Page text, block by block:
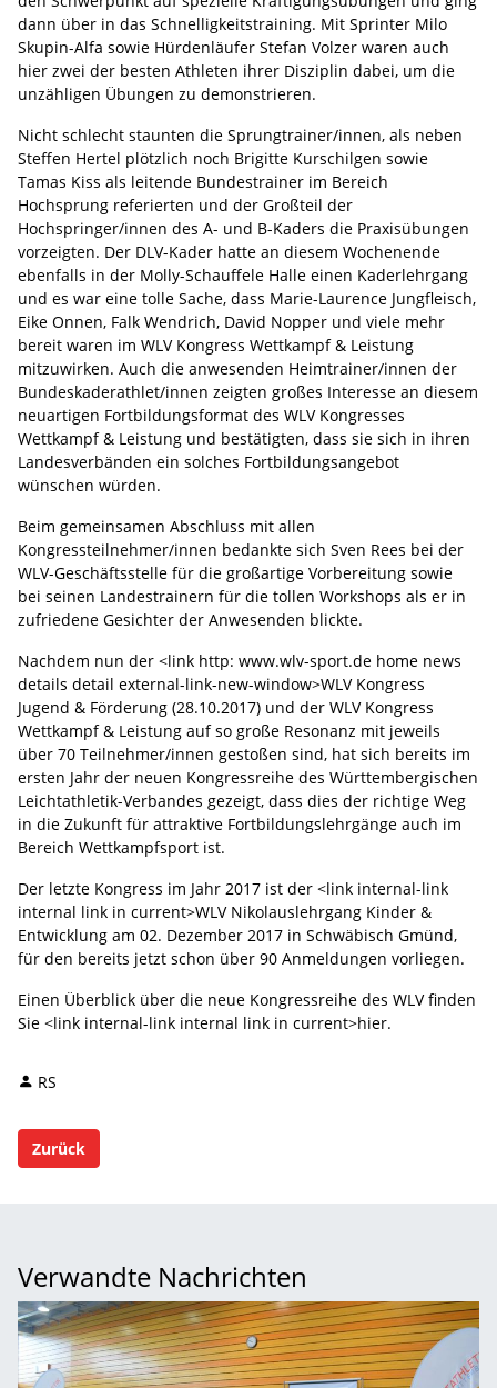
dann über in das Schnelligkeitstraining. Mit Sprinter Milo
Skupin-Alfa sowie Hürdenläufer Stefan Volzer waren auch
hier zwei der besten Athleten ihrer Disziplin dabei, um die
unzähligen Übungen zu demonstrieren.
Nicht schlecht staunten die Sprungtrainer/innen, als neben
Steffen Hertel plötzlich noch Brigitte Kurschilgen sowie
Tamas Kiss als leitende Bundestrainer im Bereich
Hochsprung referierten und der Großteil der
Hochspringer/innen des A- und B-Kaders die Praxisübungen
vorzeigten. Der DLV-Kader hatte an diesem Wochenende
ebenfalls in der Molly-Schauffele Halle einen Kaderlehrgang
und es war eine tolle Sache, dass Marie-Laurence Jungfleisch,
Eike Onnen, Falk Wendrich, David Nopper und viele mehr
bereit waren im WLV Kongress Wettkampf & Leistung
mitzuwirken. Auch die anwesenden Heimtrainer/innen der
Bundeskaderathlet/innen zeigten großes Interesse an diesem
neuartigen Fortbildungsformat des WLV Kongresses
Wettkampf & Leistung und bestätigten, dass sie sich in ihren
Landesverbänden ein solches Fortbildungsangebot
wünschen würden.
Beim gemeinsamen Abschluss mit allen
Kongressteilnehmer/innen bedankte sich Sven Rees bei der
WLV-Geschäftsstelle für die großartige Vorbereitung sowie
bei seinen Landestrainern für die tollen Workshops als er in
zufriedene Gesichter der Anwesenden blickte.
Nachdem nun der <link http: www.wlv-sport.de home news
details detail external-link-new-window>WLV Kongress
Jugend & Förderung (28.10.2017) und der WLV Kongress
Wettkampf & Leistung auf so große Resonanz mit jeweils
über 70 Teilnehmer/innen gestoßen sind, hat sich bereits im
ersten Jahr der neuen Kongressreihe des Württembergischen
Leichtathletik-Verbandes gezeigt, dass dies der richtige Weg
in die Zukunft für attraktive Fortbildungslehrgänge auch im
Bereich Wettkampfsport ist.
Der letzte Kongress im Jahr 2017 ist der <link internal-link
internal link in current>WLV Nikolauslehrgang Kinder &
Entwicklung am 02. Dezember 2017 in Schwäbisch Gmünd,
für den bereits jetzt schon über 90 Anmeldungen vorliegen.
Einen Überblick über die neue Kongressreihe des WLV finden
Sie <link internal-link internal link in current>hier.
RS
Zurück
Verwandte Nachrichten